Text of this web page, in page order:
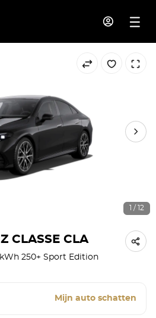
1 / 12
CLASSE CLA
kWh 250+ Sport Edition
Mijn auto schatten